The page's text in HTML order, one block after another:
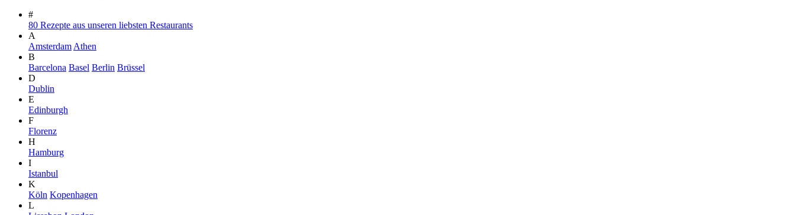
#
80 Rezepte aus unseren liebsten Restaurants
A
Amsterdam Athen
B
Barcelona Basel Berlin Brüssel
D
Dublin
E
Edinburgh
F
Florenz
H
Hamburg
I
Istanbul
K
Köln Kopenhagen
L